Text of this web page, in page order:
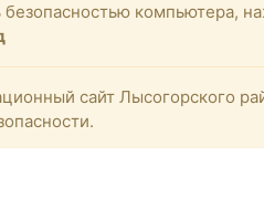
безопасностью компьютера,
сайт Лысогорского